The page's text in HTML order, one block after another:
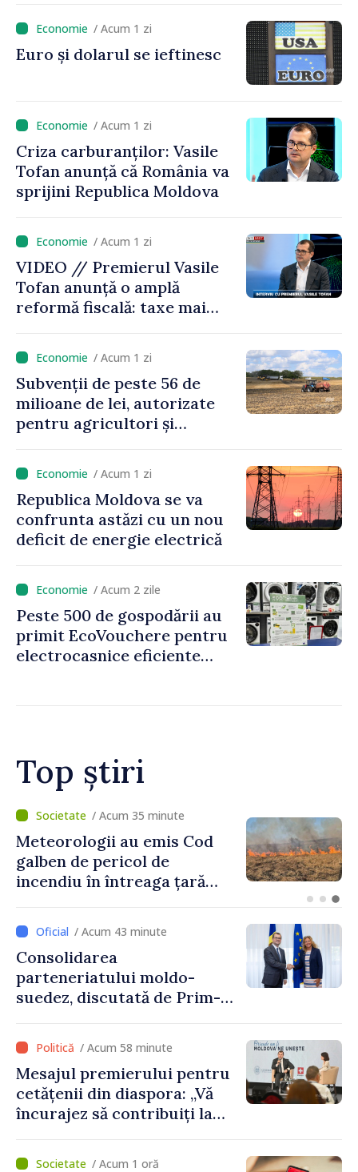
funcționează economia:
premierul Vasile Tofan, în
vizită la AGE
/ Acum 1 zi
Euro și dolarul se ieftinesc
/ Acum 1 zi
Criza carburanților: Vasile
Tofan anunță că România va
sprijini Republica Moldova
/ Acum 1 zi
VIDEO // Premierul Vasile
Tofan anunță o amplă
reformă fiscală: taxe mai
mari pentru bănci, tutun și
jocurile de noroc
/ Acum 1 zi
Subvenții de peste 56 de
milioane de lei, autorizate
pentru agricultori și
rurală în luna iulie
/ Acum 1 zi
Republica Moldova se va
confrunta astăzi cu un nou
deficit de energie electrică
/ Acum 2 zile
Peste 500 de gospodării au
primit EcoVouchere pentru
electrocasnice eficiente
Top știri
/ Acum 10 minute
Necesarul de energie pentru
ziua de vineri, acoperit
integral: Energocom a
/ Acum 43 minute
Consolidarea
parteneriatului moldo-
suedez, discutată de Prim-
Ambasadoarea Suediei,
Petra Lärke/ Acum 58 minute
Mesajul premierului pentru
cetățenii din diaspora: „Vă
încurajez să contribuiți la
Moldova”
/ Acum 1 oră